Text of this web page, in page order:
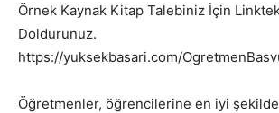
Örnek Kaynak Kitap Talebiniz İçin
Doldurunuz.
https://yuksekbasari.com/
Öğretmenler, öğrencilerine en iyi